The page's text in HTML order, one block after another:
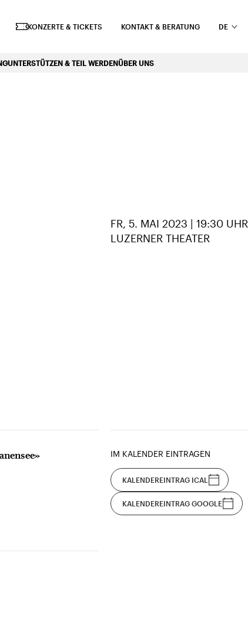
KONZERTE & TICKETS KONTAKT & BERATUNG DE
UNTERSTÜTZEN & TEIL WERDENÜBER UNS
FR, 5. MAI 2023 | 19:30 UHR
LUZERNER THEATER
IM KALENDER EINTRAGEN
KALENDEREINTRAG ICAL
KALENDEREINTRAG GOOGLE